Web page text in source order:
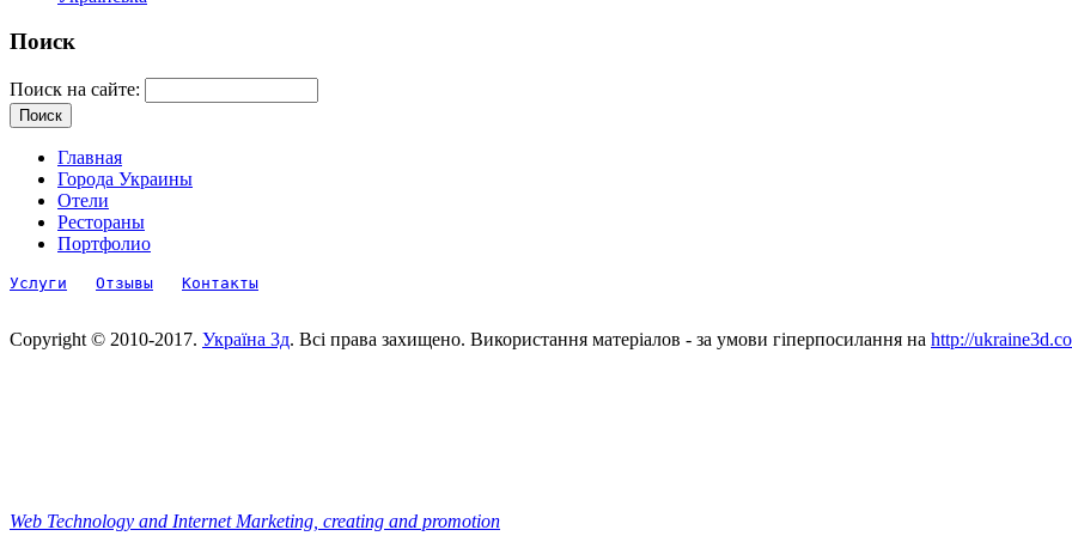
Поиск
Поиск на сайте:
Главная
Города Украины
Отели
Рестораны
Портфолио
Услуги Отзывы Контакты
Copyright © 2010-2017. Україна 3д. Всі права захищено. Використання матеріалов - за умови гіперпосилання на http://
Web Technology and Internet Marketing, сreating and promotion